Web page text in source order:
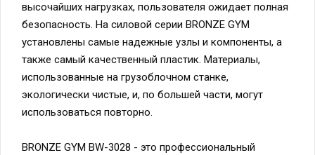
высочайших нагрузках, пользователя ожидает полная
безопасность. На силовой серии BRONZE GYM
установлены самые надежные узлы и компоненты, а
также самый качественный пластик. Материалы,
использованные на грузоблочном станке,
экологически чистые, и, по большей части, могут
использоваться повторно.
BRONZE GYM BW-3028 - это профессиональный